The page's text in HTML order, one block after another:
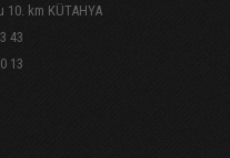
10. km KÜTAHYA
43
13